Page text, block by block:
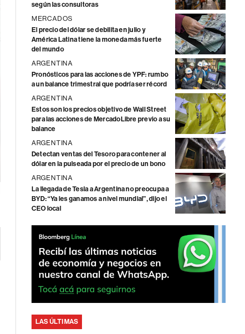
según las consultoras
MERCADOS
El precio del dólar se debilita en julio y
América Latina tiene la moneda más fuerte
del mundo
ARGENTINA
Pronósticos para las acciones de YPF: rumbo
a un balance trimestral que podría ser récord
ARGENTINA
Estos son los precios objetivo de Wall Street
para las acciones de MercadoLibre previo a su
balance
ARGENTINA
Detectan ventas del Tesoro para contener al
dólar en la pulseada por el precio de un bono
ARGENTINA
La llegada de Tesla a Argentina no preocupa a
BYD: “Ya les ganamos a nivel mundial”, dijo el
CEO local
LAS ÚLTIMAS